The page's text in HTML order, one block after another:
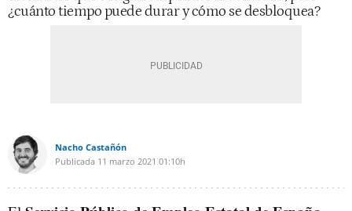
¿cuánto tiempo puede durar y cómo se desbloquea?
Nacho Castañón
Publicada 11 marzo 2021 01:10h